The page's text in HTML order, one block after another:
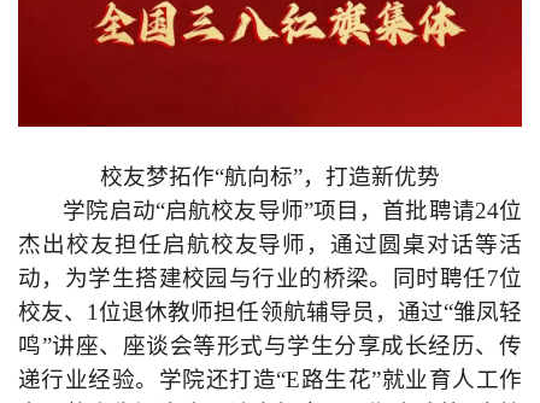
校友梦拓作“航向标”，打造新优势
学院启动“启航校友导师”项目，首批聘请24位
杰出校友担任启航校友导师，通过圆桌对话等活
动，为学生搭建校园与行业的桥梁。同时聘任7位
校友、1位退休教师担任领航辅导员，通过“雏凤轻
鸣”讲座、座谈会等形式与学生分享成长经历、传
递行业经验。学院还打造“E路生花”就业育人工作